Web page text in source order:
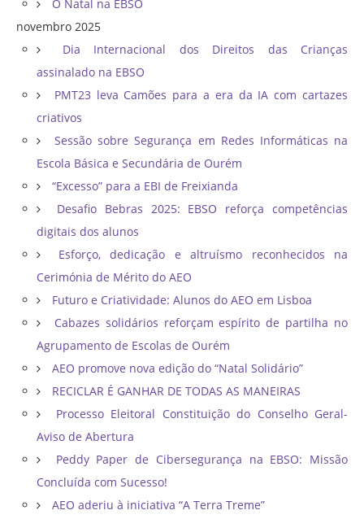
O Natal na EBSO
novembro 2025
Dia Internacional dos Direitos das Crianças
assinalado na EBSO
PMT23 leva Camões para a era da IA com cartazes
criativos
Sessão sobre Segurança em Redes Informáticas na
Escola Básica e Secundária de Ourém
“Excesso” para a EBI de Freixianda
Desafio Bebras 2025: EBSO reforça competências
digitais dos alunos
Esforço, dedicação e altruísmo reconhecidos na
Cerimónia de Mérito do AEO
Futuro e Criatividade: Alunos do AEO em Lisboa
Cabazes solidários reforçam espírito de partilha no
Agrupamento de Escolas de Ourém
AEO promove nova edição do “Natal Solidário”
RECICLAR É GANHAR DE TODAS AS MANEIRAS
Processo Eleitoral Constituição do Conselho Geral-
Aviso de Abertura
Peddy Paper de Cibersegurança na EBSO: Missão
Concluída com Sucesso!
AEO aderiu à iniciativa “A Terra Treme”